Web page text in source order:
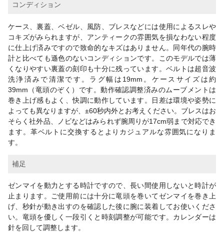
コンディション
ケース、裏蓋、ベゼル、風防、ブレスなどには使用によるスレや
コキズがみられますが、アンティークの雰囲気を損なわない程度
に仕上げ済みですので致命的なキズはありません。同年代の腕時
計と比べても遜色のないコンディションです。このモデルでは薄
くなりやすい裏蓋の刻印も十分に残っています。ベルトは超音波
洗浄済みで清潔です。ラグ幅は19mm。ケースサイズは約
39mm（竜頭のぞく）です。動作確認調整済みのムーブメントは
巻き上げ感もよく、快調に動作しています。日差は環境や姿勢に
よっても異なりますが、±60秒内外とお考えください。ブレスはお
そらく社外品、ノビなどはみられず腕周りが17cm弱まで対応でき
ます。革ベルトに交換するとよりカジュアルな雰囲気になりま
す。
補足
ゼンマイを動力とする時計ですので、長い間使用しないと時計が
止まります。ご使用前には十分に竜頭を巻いてゼンマイを巻き上
げ、秒針が動き出すのを確認した後に腕に装着してお使いくださ
い。竜頭を優しく一段引くと時刻調整が可能です。カレンダーは
針を回して調整します。